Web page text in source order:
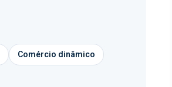
Comércio dinâmico